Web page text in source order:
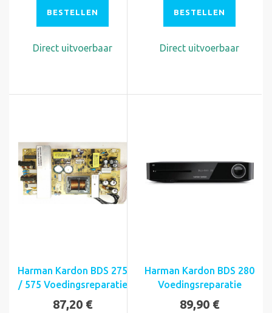
BESTELLEN
Direct uitvoerbaar
BESTELLEN
Direct uitvoerbaar
Harman Kardon BDS 275
/ 575 Voedingsreparatie
87,20 €
Harman Kardon BDS 280
Voedingsreparatie
89,90 €